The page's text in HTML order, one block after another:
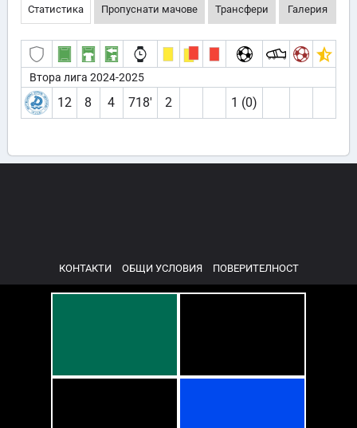
Статистика Пропуснати мачове Трансфери Галерия
Втора лига 2024-2025
12 8 4 718′ 2 1 (0)
КОНТАКТИ ОБЩИ УСЛОВИЯ ПОВЕРИТЕЛНОСТ